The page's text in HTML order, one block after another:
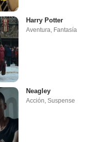
Harry Potter
Aventura Fantasía
Neagley
Acción Suspense